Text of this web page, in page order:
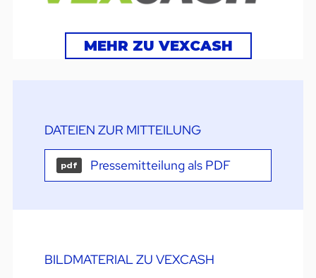
MEHR ZU VEXCASH
DATEIEN ZUR MITTEILUNG
pdf Pressemitteilung als PDF
BILDMATERIAL ZU VEXCASH